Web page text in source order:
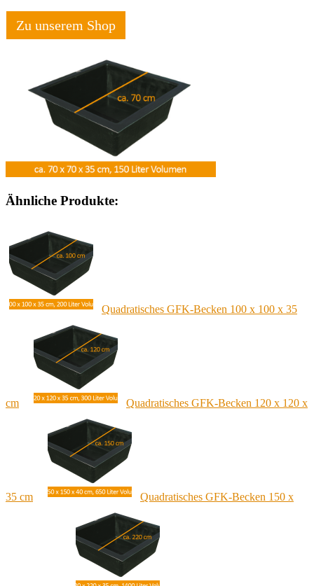
Zu unserem Shop
Ähnliche Produkte:
Quadratisches GFK-Becken 100 x 100 x 35
cm Quadratisches GFK-Becken 120 x 120 x
35 cm Quadratisches GFK-Becken 150 x